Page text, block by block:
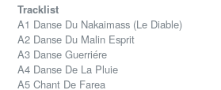
Tracklist
A1 Danse Du Nakaimass (Le Diable)
A2 Danse Du Malin Esprit
A3 Danse Guerriére
A4 Danse De La Pluie
A5 Chant De Farea